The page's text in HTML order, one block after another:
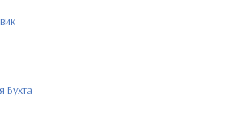
Бухта